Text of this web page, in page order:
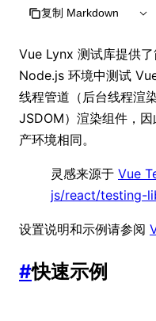
复制 Markdown
Vue Lynx 测试库提供
Node.js 环境中测试
线程管道（后台线程
JSDOM）渲染组件，
产环境相同。
灵感来源于 Vue
js/react/testing-
设置说明和示例请参阅
#快速示例